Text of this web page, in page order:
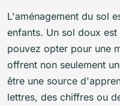
L'aménagement du sol
enfants. Un sol doux
pouvez opter pour une
offrent non seulement
être une source
lettres, des chiffres ou